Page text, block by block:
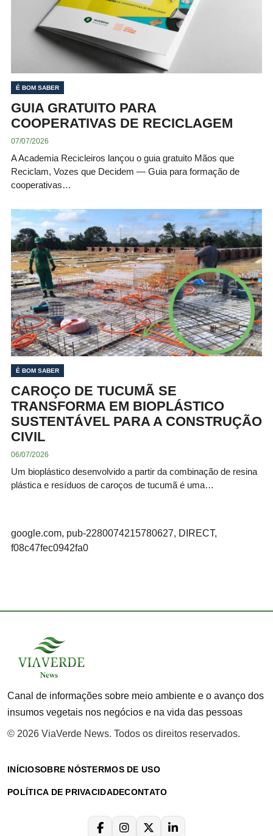
É BOM SABER
GUIA GRATUITO PARA
COOPERATIVAS DE RECICLAGEM
07/07/2026
A Academia Recicleiros lançou o guia gratuito Mãos que
Reciclam, Vozes que Decidem — Guia para formação de
cooperativas…
É BOM SABER
CAROÇO DE TUCUMÃ SE
TRANSFORMA EM BIOPLÁSTICO
SUSTENTÁVEL PARA A CONSTRUÇÃO
CIVIL
06/07/2026
Um bioplástico desenvolvido a partir da combinação de resina
plástica e resíduos de caroços de tucumã é uma…
google.com, pub-2280074215780627, DIRECT,
f08c47fec0942fa0
Canal de informações sobre meio ambiente e o avanço dos
insumos vegetais nos negócios e na vida das pessoas
© 2026 ViaVerde News. Todos os direitos reservados.
INÍCIOSOBRE NÓSTERMOS DE USO
POLÍTICA DE PRIVACIDADECONTATO